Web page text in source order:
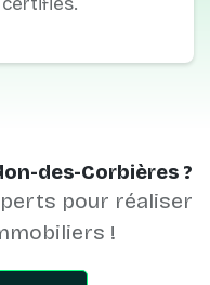
des-Corbières ?
pour réaliser
!